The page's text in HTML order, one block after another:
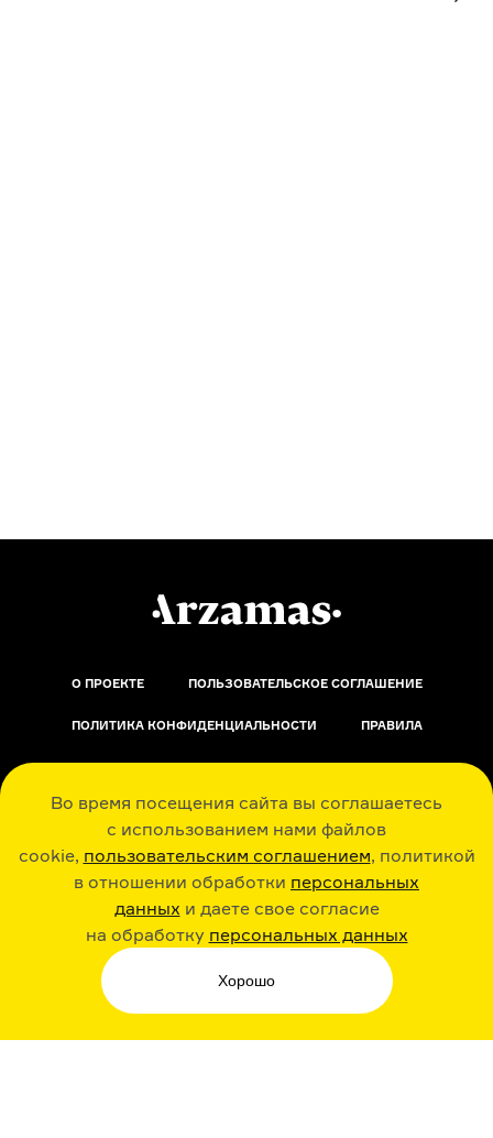
Во время посещения сайта вы соглашаетесь
с использованием нами файлов
cookie, пользовательским соглашением, политикой
в отношении обработки персональных
данных и даете свое согласие
на обработку персональных данных
Хорошо
О ПРОЕКТЕ ПОЛЬЗОВАТЕЛЬСКОЕ СОГЛАШЕНИЕ
ПОЛИТИКА КОНФИДЕНЦИАЛЬНОСТИ ПРАВИЛА
ОБРАТНАЯ СВЯЗЬ
РАДИО ARZAMAS ГУСЬГУСЬ
СТИКЕРЫ ARZAMAS